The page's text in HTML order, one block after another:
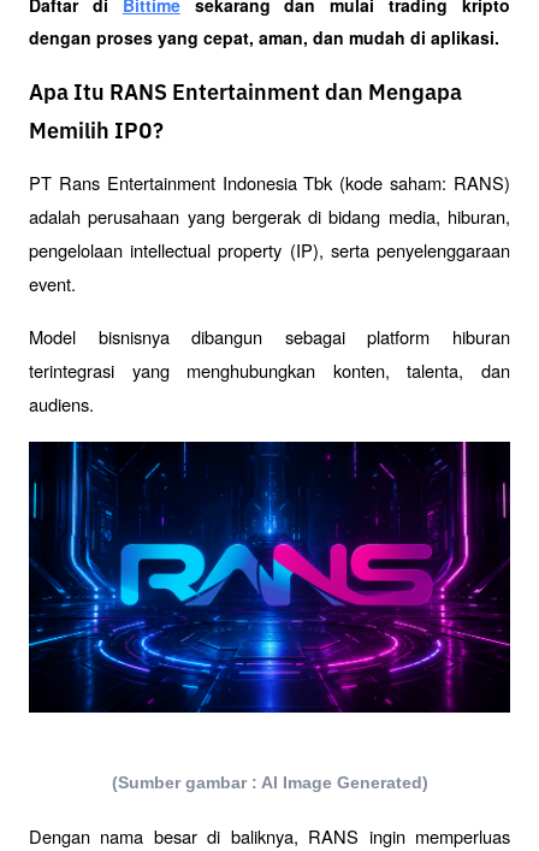
dengan proses yang cepat, aman, dan mudah di aplikasi.
Apa Itu RANS Entertainment dan Mengapa
Memilih IPO?
PT Rans Entertainment Indonesia Tbk (kode saham: RANS)
adalah perusahaan yang bergerak di bidang media, hiburan,
pengelolaan intellectual property (IP), serta penyelenggaraan
event.
Model bisnisnya dibangun sebagai platform hiburan
terintegrasi yang menghubungkan konten, talenta, dan
audiens.
(Sumber gambar : AI Image Generated)
Dengan nama besar di baliknya, RANS ingin memperluas